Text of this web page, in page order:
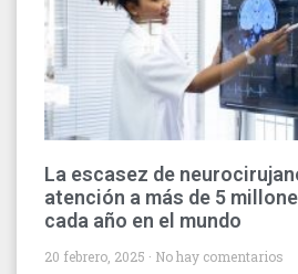
La escasez de
atención a más de 5
cada año en el mundo
20 febrero, 2025 No hay comentarios